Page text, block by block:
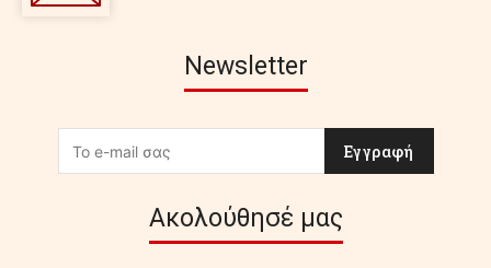
Newsletter
Εγγραφή
Ακολούθησέ μας